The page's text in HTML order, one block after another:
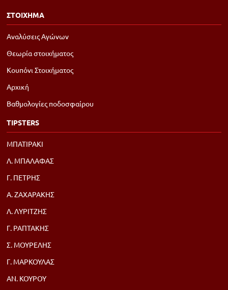
ΣΤΟΙΧΗΜΑ
Αναλύσεις Αγώνων
Θεωρία στοιχήματος
Κουπόνι Στοιχήματος
Αρχική
Βαθμολογίες ποδοσφαίρου
TIPSTERS
ΜΠΑΤΙΡΑΚΙ
Λ. ΜΠΑΛΑΦΑΣ
Γ. ΠΕΤΡΗΣ
Α. ΖΑΧΑΡΑΚΗΣ
Λ. ΛΥΡΙΤΖΗΣ
Γ. ΡΑΠΤΑΚΗΣ
Σ. ΜΟΥΡΕΛΗΣ
Γ. ΜΑΡΚΟΥΛΑΣ
ΑΝ. ΚΟΥΡΟΥ